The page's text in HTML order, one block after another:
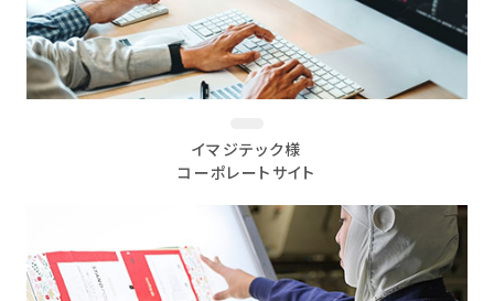
イマジテック様
コーポレートサイト